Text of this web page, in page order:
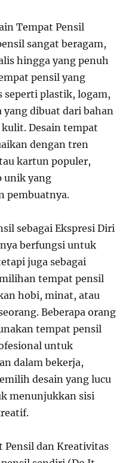
Tempat Pensil
sangat beragam,
hingga yang penuh
pensil yang
seperti plastik, logam,
yang dibuat dari bahan
Desain tempat
dengan tren
kartun populer,
unik yang
pembuatnya.
sebagai Ekspresi Diri
berfungsi untuk
juga sebagai
tempat pensil
hobi, minat, atau
Beberapa orang
tempat pensil
untuk
dalam bekerja,
desain yang lucu
menunjukkan sisi
Pensil dan Kreativitas